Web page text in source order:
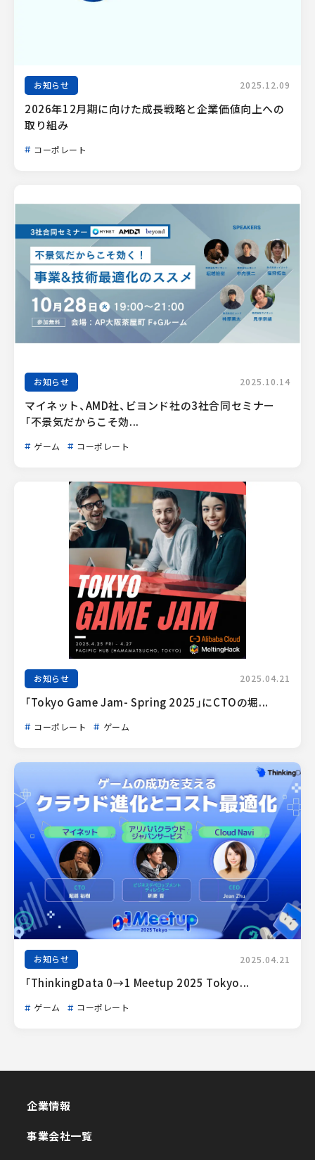
お知らせ 2025.12.09
2026年12月期に向けた成長戦略と企業価値向上への
取り組み
コーポレート
お知らせ 2025.10.14
マイネット、AMD社、ビヨンド社の3社合同セミナー
「不景気だからこそ効...
ゲーム コーポレート
お知らせ 2025.04.21
「Tokyo Game Jam- Spring 2025」にCTOの堀...
コーポレート ゲーム
お知らせ 2025.04.21
「ThinkingData 0→1 Meetup 2025 Tokyo...
ゲーム コーポレート
企業情報
事業会社一覧